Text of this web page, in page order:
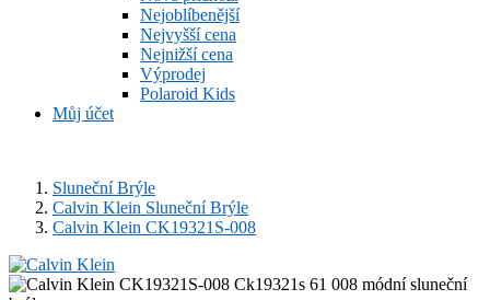
Nejoblíbenější
Nejvyšší cena
Nejnižší cena
Výprodej
Polaroid Kids
Můj účet
Sluneční Brýle
Calvin Klein Sluneční Brýle
Calvin Klein CK19321S-008